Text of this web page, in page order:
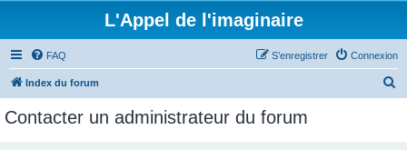
L'Appel de l'imaginaire
FAQ Connexion
S’enregistrer
Index du forum
Contacter un administrateur du forum